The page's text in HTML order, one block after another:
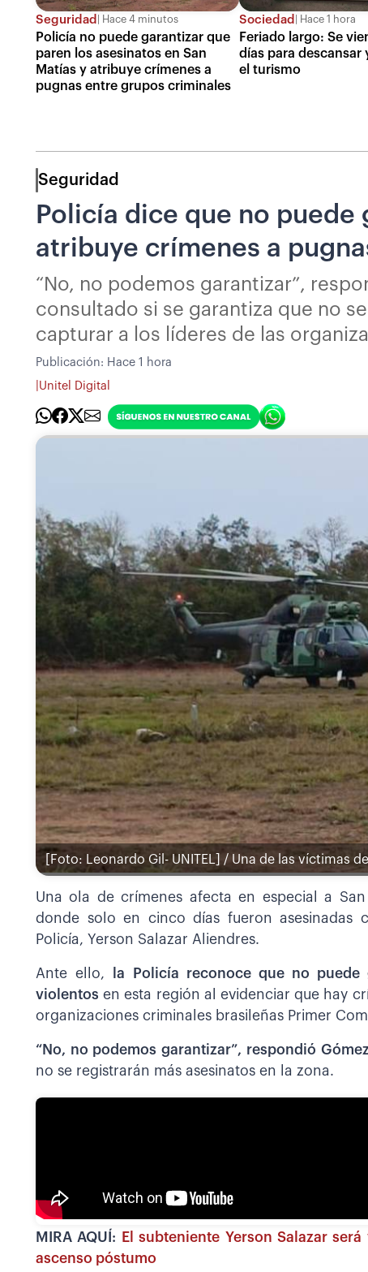
Seguridad Hace 4 minutos
Policía no puede garantizar que
paren los asesinatos en San
Matías y atribuye crímenes a
pugnas entre grupos criminales
Sociedad Hace 1 hora
Feriado largo: Se
días para descansar
el turismo
Seguridad
Policía dice que no puede
atribuye crímenes a
“No, no podemos garantizar”,
consultado si se garantiza que no
capturar a los líderes de las
Publicación: Hace 1 hora
Unitel Digital
[Foto: Leonardo Gil- UNITEL] / Una de las víctimas
Una ola de crímenes afecta en especial a
donde solo en cinco días fueron asesinadas
Policía, Yerson Salazar Aliendres.
Ante ello,
la Policía reconoce que no
violentos en esta región al evidenciar que hay
organizaciones criminales brasileñas Primer
“No, no podemos garantizar”, respondió
no se registrarán más asesinatos en la zona.
MIRA AQUÍ:
El subteniente Yerson Salazar
ascenso póstumo